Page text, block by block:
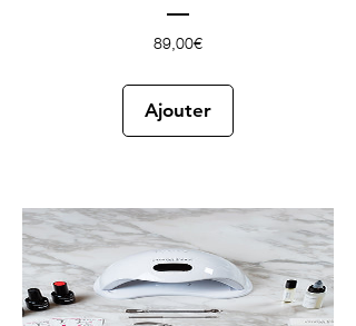
89,00€Prix
Ajouter